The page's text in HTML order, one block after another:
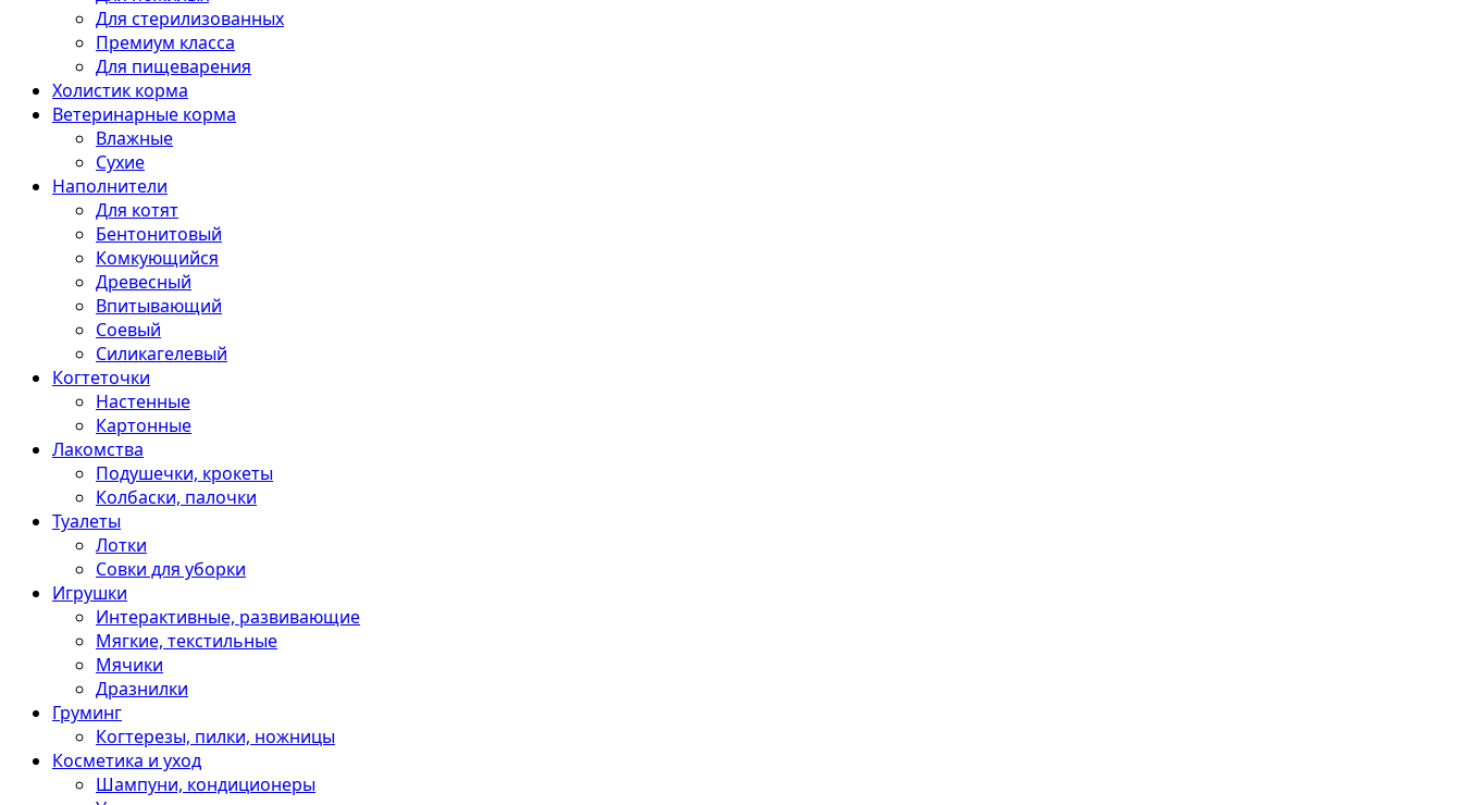
Для стерилизованных
Премиум класса
Для пищеварения
Холистик корма
Ветеринарные корма
Влажные
Сухие
Наполнители
Для котят
Бентонитовый
Комкующийся
Древесный
Впитывающий
Соевый
Силикагелевый
Когтеточки
Настенные
Картонные
Лакомства
Подушечки, крокеты
Колбаски, палочки
Туалеты
Лотки
Совки для уборки
Игрушки
Интерактивные, развивающие
Мягкие, текстильные
Мячики
Дразнилки
Груминг
Когтерезы, пилки, ножницы
Косметика и уход
Шампуни, кондиционеры